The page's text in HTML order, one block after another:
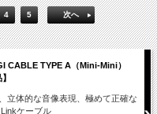
4 5 次へ
CABLE TYPE A（Mini-Mini）
立体的な音像表現、極めて正確な
ケーブル